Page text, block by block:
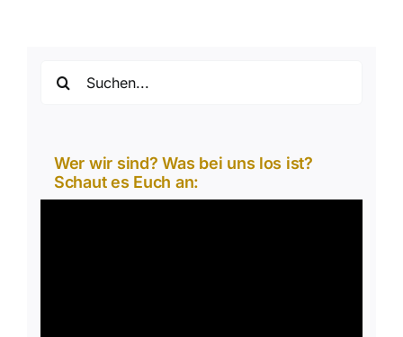
nach:
Wer wir sind? Was bei uns los ist?
Schaut es Euch an: